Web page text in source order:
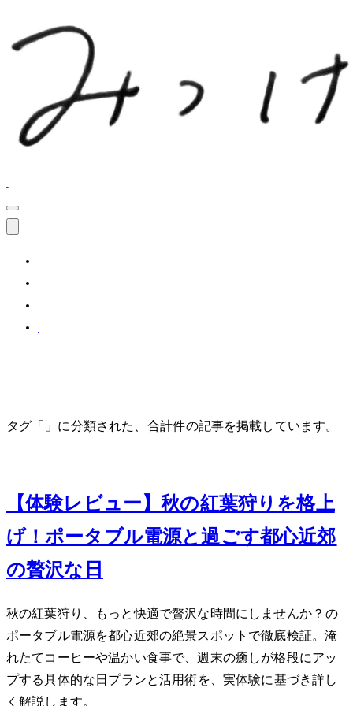
タグ「Anker」に分類された、合計 1 件の記事を掲載しています。
【体験レビュー】秋の紅葉狩りを格上
げ！Ankerポータブル電源と過ごす都心近郊
の贅沢な1日
秋の紅葉狩り、もっと快適で贅沢な時間にしませんか？Ankerの
ポータブル電源を都心近郊の絶景スポットで徹底検証。淹
れたてコーヒーや温かい食事で、週末の癒しが格段にアッ
プする具体的な1日プランと活用術を、実体験に基づき詳し
く解説します。